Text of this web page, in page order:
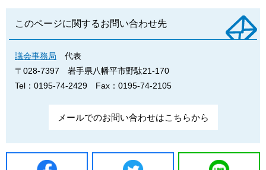
このページに関するお問い合わせ先
議会事務局
代表
〒028-7397
岩手県八幡平市野駄21-170
Tel：0195-74-2429
Fax：0195-74-2105
メールでのお問い合わせはこちらから